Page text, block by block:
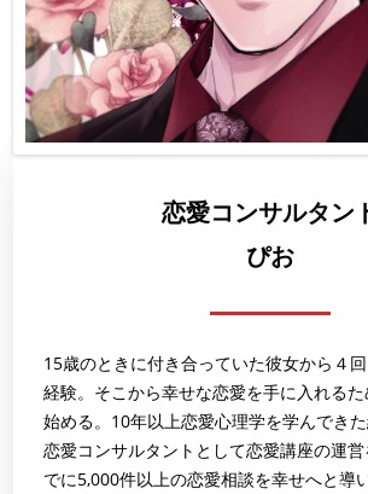
恋愛コンサルタン
ぴお
15歳のときに付き合っていた彼女から４
経験。そこから幸せな恋愛を手に入れる
始める。10年以上恋愛心理学を学んできた
恋愛コンサルタントとして恋愛講座の運
でに5,000件以上の恋愛相談を幸せへと導